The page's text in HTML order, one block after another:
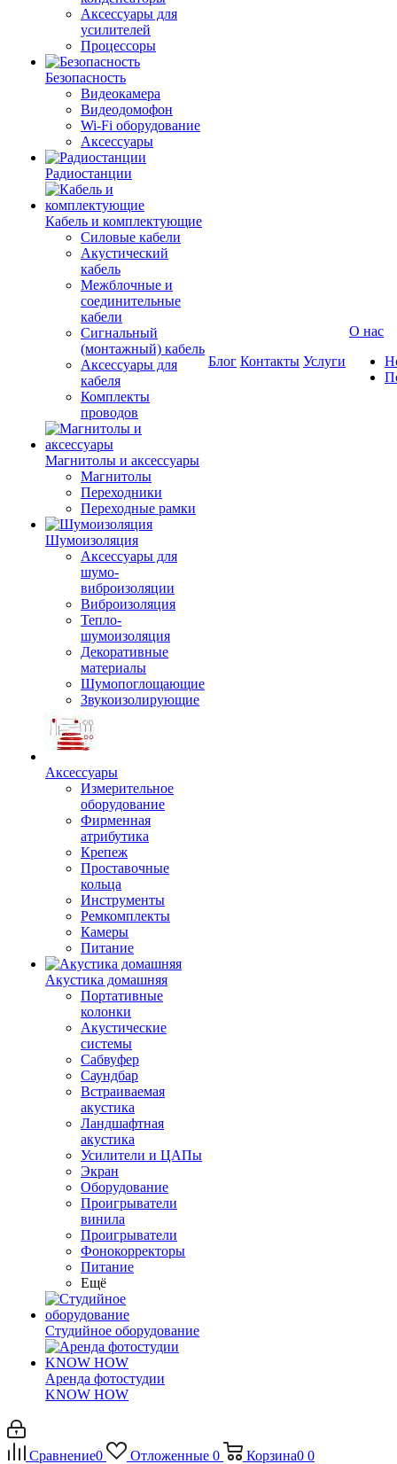
Аксессуары для
усилителей
Процессоры
Безопасность
Видеокамера
Видеодомофон
Wi-Fi оборудование
Аксессуары
Радиостанции
Кабель и комплектующие
Силовые кабели
Акустический
кабель
Межблочные и
соединительные
кабели
Сигнальный
(монтажный) кабель
Аксессуары для
кабеля
Комплекты
проводов
Магнитолы и аксессуары
Магнитолы
Переходники
Переходные рамки
Шумоизоляция
Аксессуары для
шумо-
виброизоляции
Виброизоляция
Тепло-
шумоизоляция
Декоративные
материалы
Шумопоглощающие
Звукоизолирующие
Аксессуары
Измерительное
оборудование
Фирменная
атрибутика
Крепеж
Проставочные
кольца
Инструменты
Ремкомплекты
Камеры
Питание
Акустика домашняя
Портативные
колонки
Акустические
системы
Сабвуфер
Саундбар
Встраиваемая
акустика
Ландшафтная
акустика
Усилители и ЦАПы
Экран
Оборудование
Проигрыватели
винила
Проигрыватели
Фонокорректоры
Питание
Ещё
Студийное оборудование
Аренда фотостудии
KNOW HOW
Блог Контакты Услуги
О нас
Сравнение0 Отложенные 0 Корзина0 0